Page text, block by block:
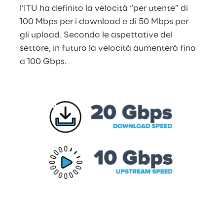
l’ITU ha definito la velocità “per utente” di
100 Mbps per i download e di 50 Mbps per
gli upload. Secondo le aspettative del
settore, in futuro la velocità aumenterà fino
a 100 Gbps.